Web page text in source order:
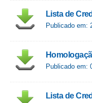
Lista de
Publicado em:
Publicado em:
Lista de